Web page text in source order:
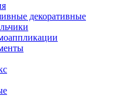
декоративные